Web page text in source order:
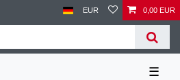
EUR 0,00 EUR
☰